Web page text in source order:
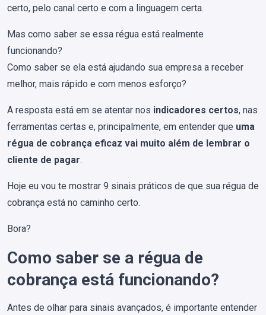
certo, pelo canal certo e com a linguagem certa.
Mas como saber se essa régua está realmente
funcionando?
Como saber se ela está ajudando sua empresa a receber
melhor, mais rápido e com menos esforço?
A resposta está em se atentar nos indicadores certos, nas
ferramentas certas e, principalmente, em entender que uma
régua de cobrança eficaz vai muito além de lembrar o
cliente de pagar.
Hoje eu vou te mostrar 9 sinais práticos de que sua régua de
cobrança está no caminho certo.
Bora?
Como saber se a régua de
cobrança está funcionando?
Antes de olhar para sinais avançados, é importante entender